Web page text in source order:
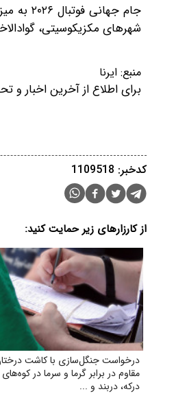
شهرهای مکزیکوسیتی،
منبع: ایرنا
برای اطلاع از آخرین اخبار و
کدخبر: 1109518
از کارزارهای زیر حمایت کنید:
درخواست جنگل‌سازی با کاشت
مقاوم در برابر گرما و سرما در کوه‌های
درکه، دربند و ...